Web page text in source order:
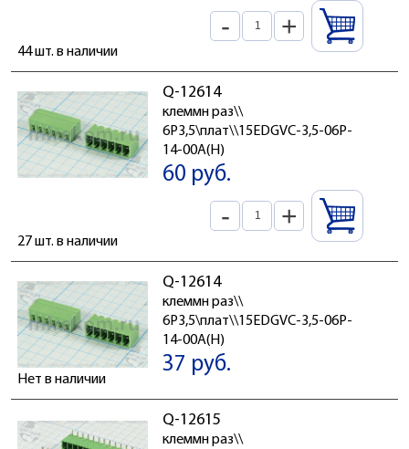
- +
44 шт. в наличии
Q-12614
клеммн раз\\
6P3,5\плат\\15EDGVC-3,5-06P-
14-00A(H)
60 руб.
- +
27 шт. в наличии
Q-12614
клеммн раз\\
6P3,5\плат\\15EDGVC-3,5-06P-
14-00A(H)
37 руб.
Нет в наличии
Q-12615
клеммн раз\\